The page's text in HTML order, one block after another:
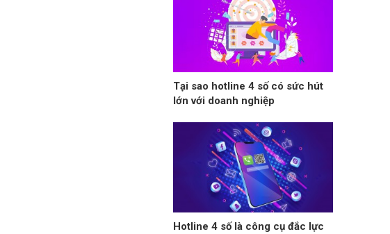
Tại sao hotline 4 số có sức hút
lớn với doanh nghiệp
Hotline 4 số là công cụ đắc lực